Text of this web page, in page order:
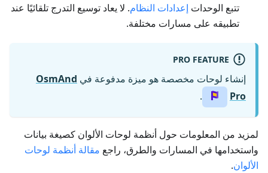
تتبع الوحدات إعدادات النظام. لا يعاد توسيع التدرج تلقائيًا عند
تطبيقه على مسارات مختلفة.
PRO FEATURE
إنشاء لوحات مخصصة هو ميزة مدفوعة في OsmAnd
Pro
.
لمزيد من المعلومات حول أنظمة لوحات الألوان كصيغة بيانات
واستخدامها في المسارات والطرق، راجع مقالة أنظمة لوحات
الألوان.